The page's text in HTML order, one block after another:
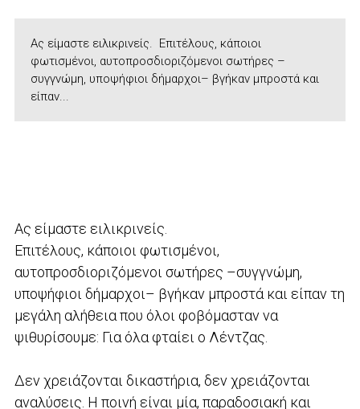
Ας είμαστε ειλικρινείς. Επιτέλους, κάποιοι
φωτισμένοι, αυτοπροσδιοριζόμενοι σωτήρες –
συγγνώμη, υποψήφιοι δήμαρχοι– βγήκαν μπροστά και
είπαν...
Ας είμαστε ειλικρινείς.
Επιτέλους, κάποιοι φωτισμένοι,
αυτοπροσδιοριζόμενοι σωτήρες –συγγνώμη,
υποψήφιοι δήμαρχοι– βγήκαν μπροστά και είπαν τη
μεγάλη αλήθεια που όλοι φοβόμασταν να
ψιθυρίσουμε: Για όλα φταίει ο Λέντζας.
Δεν χρειάζονται δικαστήρια, δεν χρειάζονται
αναλύσεις. Η ποινή είναι μία, παραδοσιακή και